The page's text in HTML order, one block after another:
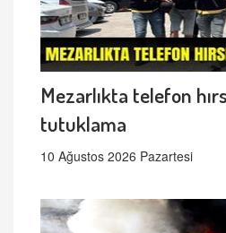
Mezarlıkta telefon
tutuklama
10 Ağustos 2026 Pazartesi